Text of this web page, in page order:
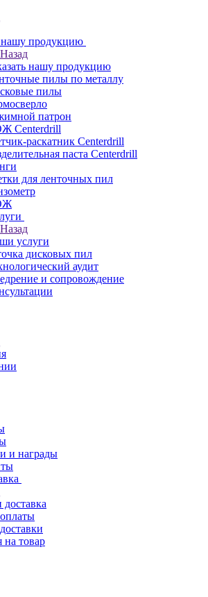
нашу продукцию
Назад
нашу продукцию
пилы по металлу
пилы
патрон
Centerdrill
раскатник Centerdrill
паста Centerdrill
для ленточных пил
Назад
услуги
дисковых пил
аудит
и сопровождение
и награды
на товар